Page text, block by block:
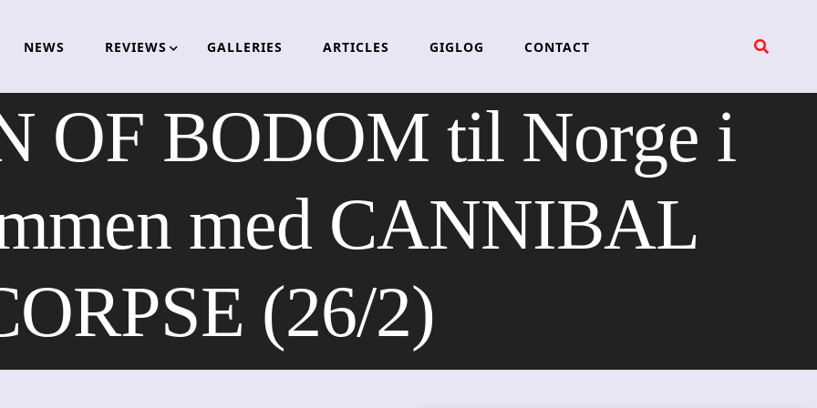
NEWS REVIEWS GALLERIES ARTICLES GIGLOG CONTACT
OF BODOM til Norge i
med CANNIBAL
(26/2)